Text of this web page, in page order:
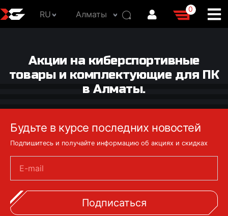
RU Алматы
0
Акции на киберспортивные
товары и комплектующие для ПК
в Алматы.
Будьте в курсе последних новостей
Подпишитесь и получайте информацию об акциях и скидках
E-mail
Подписаться